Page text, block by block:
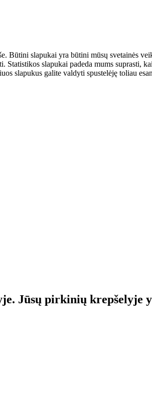
Būtini slapukai yra būtini mūsų svetainės
slapukai padeda mums suprasti,
slapukus galite valdyti spustelėję toliau
Jūsų pirkinių krepšelyje